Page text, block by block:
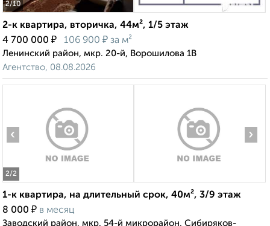
2/10
2-к квартира, вторичка, 44м², 1/5 этаж
4 700 000 ₽ 106 900 ₽ за м²
Ленинский район, мкр. 20-й, Ворошилова 1В
Агентство, 08.08.2026
2/2
‹ ›
1-к квартира, на длительный срок, 40м², 3/9 этаж
8 000 ₽ в месяц
Заводский район, мкр. 54-й микрорайон, Сибиряков-